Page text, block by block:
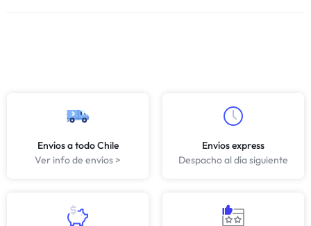
Envíos a todo Chile
Ver info de envíos >
Envíos express
Despacho al día siguiente